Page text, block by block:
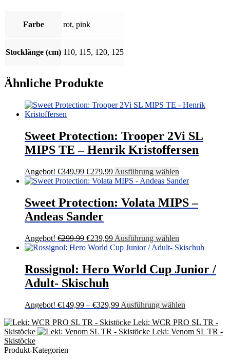
Farbe rot, pink
Stocklänge (cm) 110, 115, 120, 125
Ähnliche Produkte
Sweet Protection: Trooper 2Vi SL
MIPS TE – Henrik Kristoffersen
Angebot! €349,99 Ursprünglicher
Preis
€349,99
€279,99Aktueller
Preis
€279,99.
Ausführung wählen
Produkt
mehrere
Varianten
können
auf
der
Produktseite
Sweet Protection: Volata MIPS –
Andeas Sander
Angebot! €299,99 Ursprünglicher
Preis
€299,99
€239,99Aktueller
Preis
€239,99.
Ausführung wählen
Produkt
mehrere
Varianten
Optionen
können
auf
der
Rossignol: Hero World Cup Junior /
Adult- Skischuh
Angebot! €149,99 – €329,99Preisspanne:
bis
€329,99
Ausführung wählen
weist
mehrere
Leki: WCR PRO SL TR -
Skistöcke
Leki: Venom SL TR -
Skistöcke
Produkt-Kategorien